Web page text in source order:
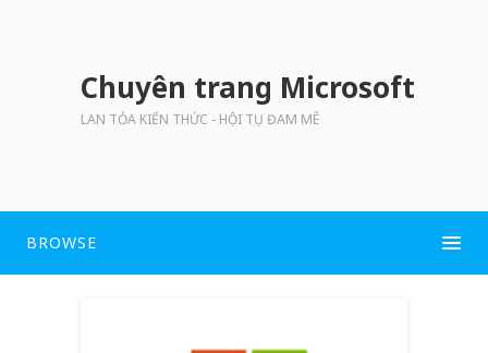
Chuyên trang Microsoft
LAN TỎA KIẾN THỨC - HỘI TỤ ĐAM MÊ
BROWSE